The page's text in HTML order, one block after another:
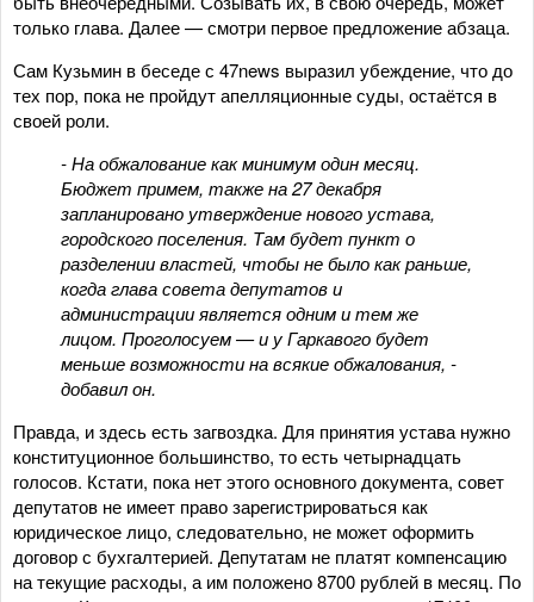
только глава. Далее — смотри первое предложение абзаца.
Сам Кузьмин в беседе с 47news выразил убеждение, что до
тех пор, пока не пройдут апелляционные суды, остаётся в
своей роли.
- На обжалование как минимум один месяц.
Бюджет примем, также на 27 декабря
запланировано утверждение нового устава,
городского поселения. Там будет пункт о
разделении властей, чтобы не было как раньше,
когда глава совета депутатов и
администрации является одним и тем же
лицом. Проголосуем — и у Гаркавого будет
меньше возможности на всякие обжалования, -
добавил он.
Правда, и здесь есть загвоздка. Для принятия устава нужно
конституционное большинство, то есть четырнадцать
голосов. Кстати, пока нет этого основного документа, совет
депутатов не имеет право зарегистрироваться как
юридическое лицо, следовательно, не может оформить
договор с бухгалтерией. Депутатам не платят компенсацию
на текущие расходы, а им положено 8700 рублей в месяц. По